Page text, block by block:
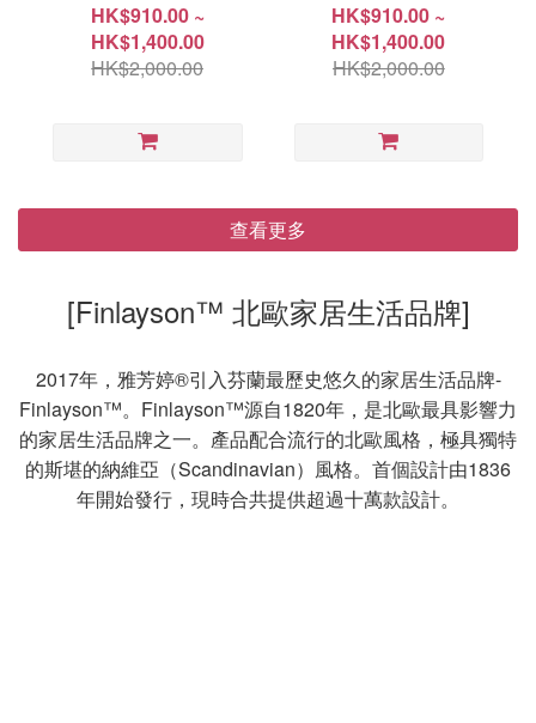
HK$910.00 ~
HK$1,400.00
HK$2,000.00
HK$910.00 ~
HK$1,400.00
HK$2,000.00
查看更多
[Finlayson™ 北歐家居生活品牌]
2017年，雅芳婷®引入芬蘭最歷史悠久的家居生活品牌-
Finlayson™。Finlayson™源自1820年，是北歐最具影響力
的家居生活品牌之一。產品配合流行的北歐風格，極具獨特
的斯堪的納維亞（Scandinavian）風格。首個設計由1836
年開始發行，現時合共提供超過十萬款設計。